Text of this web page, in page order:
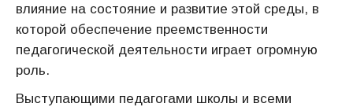
влияние на состояние и развитие этой среды, в
которой обеспечение преемственности
педагогической деятельности играет огромную
роль.
Выступающими педагогами школы и всеми